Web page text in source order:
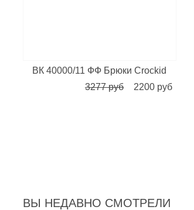
ВК 40000/11 ФФ Брюки Crockid
3277 руб
2200 руб
ВЫ НЕДАВНО СМОТРЕЛИ